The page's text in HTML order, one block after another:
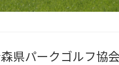
県パークゴルフ